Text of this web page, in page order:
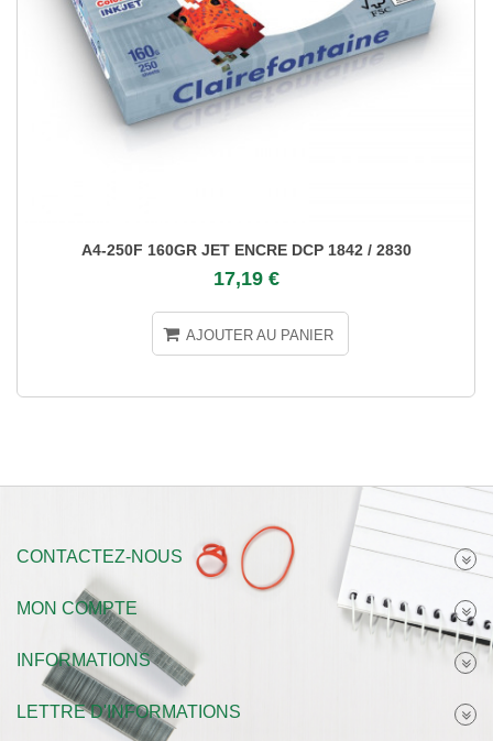
A4-250F 160GR JET ENCRE DCP 1842 / 2830
17,19 €
AJOUTER AU PANIER
CONTACTEZ-NOUS
MON COMPTE
INFORMATIONS
LETTRE D'INFORMATIONS